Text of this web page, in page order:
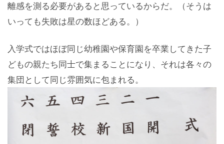
離感を測る必要があると思っているからだ。（そうは
いっても失敗は星の数ほどある。）
入学式ではほぼ同じ幼稚園や保育園を卒業してきた子
どもの親たち同士で集まることになり、それは各々の
集団として同じ雰囲気に包まれる。